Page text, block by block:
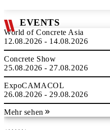
EVENTS
World of Concrete Asia
12.08.2026 - 14.08.2026
Concrete Show
25.08.2026 - 27.08.2026
ExpoCAMACOL
26.08.2026 - 29.08.2026
Mehr sehen